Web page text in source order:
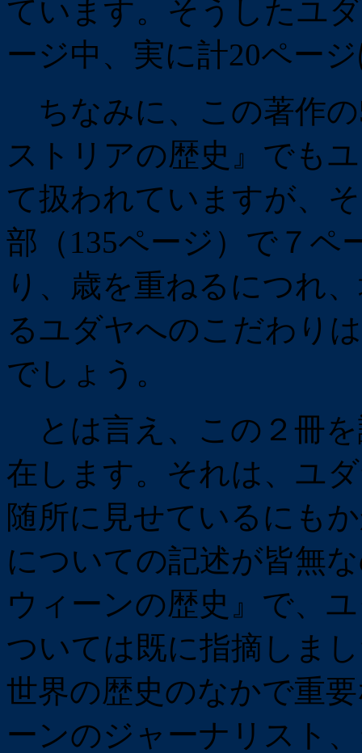
ています。そうしたユ
ージ中、実に計20ペー
ちなみに、この著作
ストリアの歴史』でも
て扱われていますが、
部（135ページ）で７ペ
り、歳を重ねるにつれ
るユダヤへのこだわり
でしょう。
とは言え、この２冊
在します。それは、ユ
随所に見せているにも
についての記述が皆無
ウィーンの歴史』で、
ついては既に指摘しま
世界の歴史のなかで重
ーンのジャーナリスト